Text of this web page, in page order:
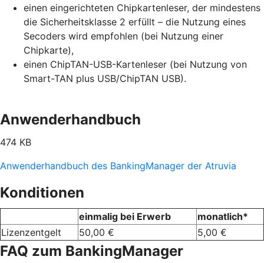
einen eingerichteten Chipkartenleser, der mindestens
die Sicherheitsklasse 2 erfüllt – die Nutzung eines
Secoders wird empfohlen (bei Nutzung einer
Chipkarte),
einen ChipTAN-USB-Kartenleser (bei Nutzung von
Smart-TAN plus USB/ChipTAN USB).
Anwenderhandbuch
474 KB
Anwenderhandbuch des BankingManager der Atruvia
Konditionen
einmalig bei Erwerb
monatlich*
Lizenzentgelt
50,00 € 5,00 €
FAQ zum BankingManager